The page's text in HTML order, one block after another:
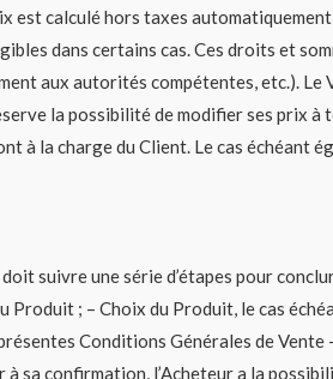
calculé hors taxes
dans certains cas. Ces droits et
aux autorités compétentes, etc.).
la possibilité de modifier ses prix à
à la charge du Client. Le cas échéant
suivre une série d’étapes pour
; – Choix du Produit, le cas
Conditions Générales de
sa confirmation, l’Acheteur a la